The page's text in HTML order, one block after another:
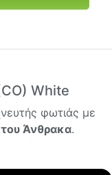
White
φωτιάς με
Άνθρακα.